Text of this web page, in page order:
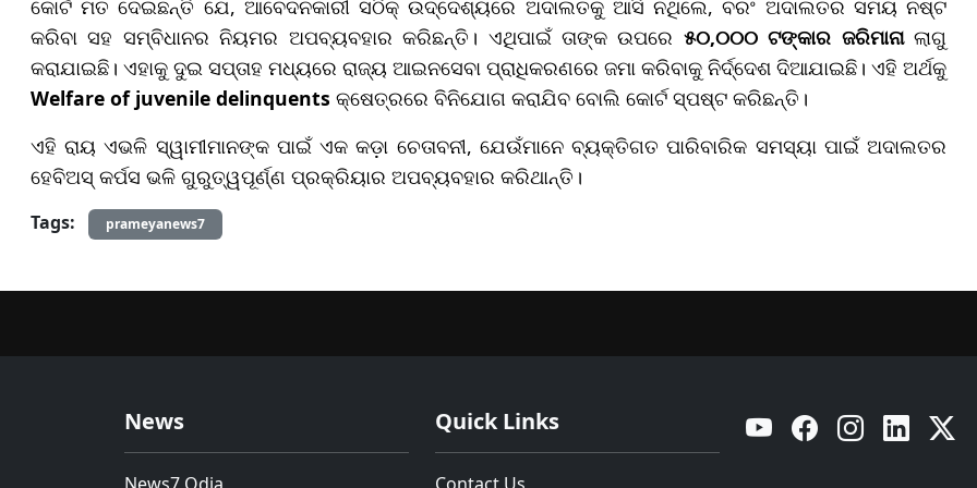
କୋର୍ଟ ମତ ଦେଇଛନ୍ତି ଯେ, ଆବେଦନକାରୀ ସଠିକ୍ ଉଦ୍ଦେଶ୍ୟରେ ଅଦାଲତକୁ ଆସି ନଥିଲେ, ବରଂ ଅଦାଲତର ସମୟ ନଷ୍ଟ
କରିବା ସହ ସମ୍ବିଧାନର ନିୟମର ଅପବ୍ୟବହାର କରିଛନ୍ତି। ଏଥିପାଇଁ ତାଙ୍କ ଉପରେ ୫୦,୦୦୦ ଟଙ୍କାର ଜରିମାନାଲାଗୁ
କରାଯାଇଛି। ଏହାକୁ ଦୁଇ ସପ୍ତାହ ମଧ୍ୟରେ ରାଜ୍ୟ ଆଇନସେବା ପ୍ରାଧିକରଣରେ ଜମା କରିବାକୁ ନିର୍ଦ୍ଦେଶ ଦିଆଯାଇଛି। ଏହି ଅର୍ଥକୁ
Welfare of juvenile delinquents କ୍ଷେତ୍ରରେ ବିନିଯୋଗ କରାଯିବ ବୋଲି କୋର୍ଟ ସ୍ପଷ୍ଟ କରିଛନ୍ତି।
ଏହି ରାୟ ଏଭଳି ସ୍ୱାମୀମାନଙ୍କ ପାଇଁ ଏକ କଡ଼ା ଚେତାବନୀ, ଯେଉଁମାନେ ବ୍ୟକ୍ତିଗତ ପାରିବାରିକ ସମସ୍ୟା ପାଇଁ ଅଦାଲତର
ହେବିଅସ୍ କର୍ପସ ଭଳି ଗୁରୁତ୍ୱପୂର୍ଣ୍ଣ ପ୍ରକ୍ରିୟାର ଅପବ୍ୟବହାର କରିଥାନ୍ତି।
Tags: prameyanews7
News
News7 Odia
Quick Links
Contact Us
YouTube Facebook Instagram